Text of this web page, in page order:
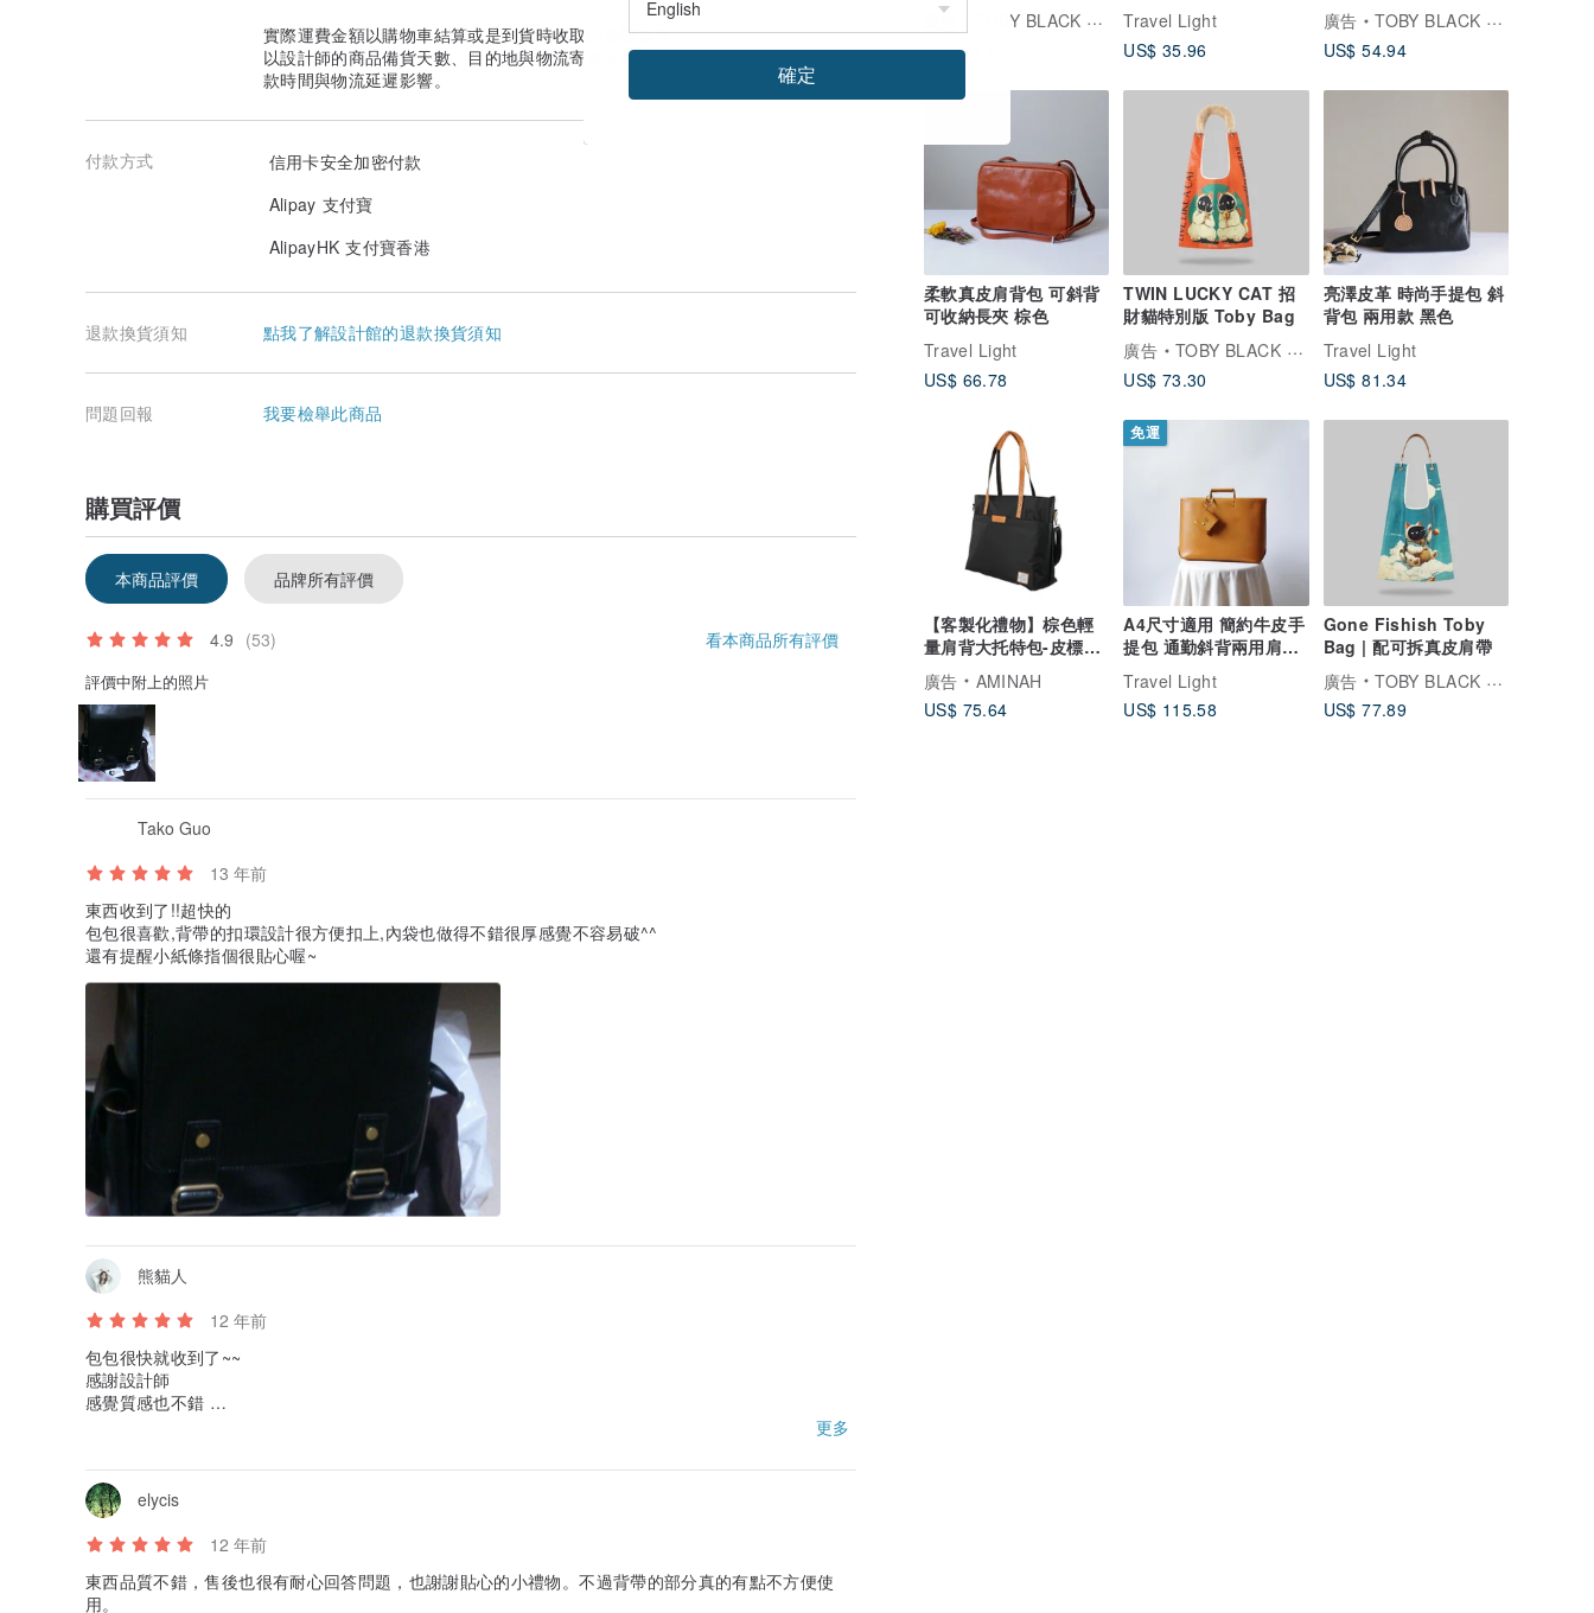
TOBY BLACK 托比小黑
US$ 71.62
Travel Light
US$ 35.96
廣告
TOBY BLACK 托比小黑
US$ 54.94
柔軟真皮肩背包 可斜背
可收納長夾 棕色
Travel Light
US$ 66.78
TWIN LUCKY CAT 招
財貓特別版 Toby Bag
廣告
TOBY BLACK 托比小黑
US$ 73.30
亮澤皮革 時尚手提包 斜
背包 兩用款 黑色
Travel Light
US$ 81.34
【客製化禮物】棕色輕
量肩背大托特包-皮標烙
字客製
廣告
AMINAH
US$ 75.64
免運
A4尺寸適用 簡約牛皮手
提包 通勤斜背兩用肩背
Travel Light
US$ 115.58
Gone Fishish Toby
Bag | 配可拆真皮肩帶
廣告
TOBY BLACK 托比小黑
US$ 77.89
實際運費金額以購物車結算或是到貨時收取的金額為準。
以設計師的商品備貨天數、目的地與物流寄送天數估算。實際到貨日可能因付
款時間與物流延遲影響。
付款方式
信用卡安全加密付款
Alipay 支付寶
AlipayHK 支付寶香港
退款換貨須知 點我了解設計館的退款換貨須知
問題回報 我要檢舉此商品
購買評價
本商品評價 品牌所有評價
4.9 (53) 看本商品所有評價
評價中附上的照片
Tako Guo
13 年前
東西收到了!!超快的
包包很喜歡,背帶的扣環設計很方便扣上,內袋也做得不錯很厚感覺不容易破^^
還有提醒小紙條指個很貼心喔~
熊貓人
12 年前
包包很快就收到了~~
感謝設計師
感覺質感也不錯
更多
elycis
12 年前
東西品質不錯，售後也很有耐心回答問題，也謝謝貼心的小禮物。不過背帶的部分真的有點不方便使
用。
確定